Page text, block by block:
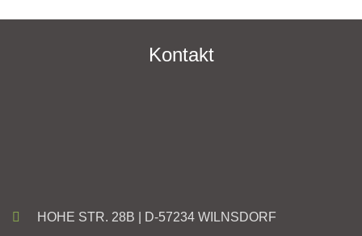
Kontakt
HOHE STR. 28B | D-57234 WILNSDORF